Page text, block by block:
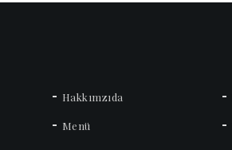
Hakkımzıda
Menü